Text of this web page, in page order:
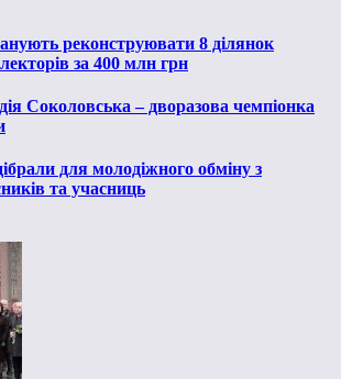
реконструювати 8 ділянок
за 400 млн грн
Соколовська – дворазова чемпіонка
для молодіжного обміну з
та учасниць